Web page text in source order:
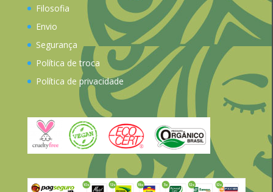
Filosofia
Envio
Segurança
Política de troca
Política de privacidade